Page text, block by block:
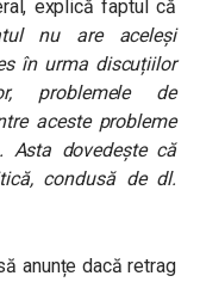
explică faptul că
nu are aceleși
în urma discuțiilor
problemele de
aceste probleme
Asta dovedește că
condusă de dl.
anunțe dacă retrag